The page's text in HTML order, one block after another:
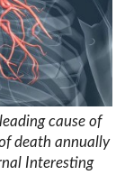
cause of
death annually
Interesting